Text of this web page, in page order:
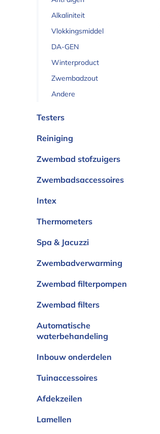
Alkaliniteit
Vlokkingsmiddel
DA-GEN
Winterproduct
Zwembadzout
Andere
Testers
Reiniging
Zwembad stofzuigers
Zwembadsaccessoires
Intex
Thermometers
Spa & Jacuzzi
Zwembadverwarming
Zwembad filterpompen
Zwembad filters
Automatische
waterbehandeling
Inbouw onderdelen
Tuinaccessoires
Afdekzeilen
Lamellen